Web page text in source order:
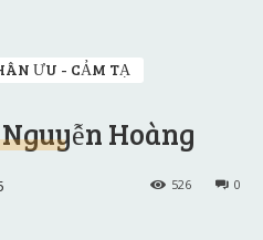
ƯU - CẢM TẠ
Hoàng
0
526